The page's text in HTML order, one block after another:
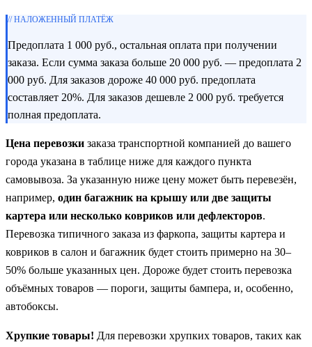
// НАЛОЖЕННЫЙ ПЛАТЁЖ
Предоплата 1 000 руб., остальная оплата при получении
заказа. Если сумма заказа больше 20 000 руб. — предоплата 2
000 руб. Для заказов дороже 40 000 руб. предоплата
составляет 20%. Для заказов дешевле 2 000 руб. требуется
полная предоплата.
Цена перевозки заказа транспортной компанией до вашего
города указана в таблице ниже для каждого пункта
самовывоза. За указанную ниже цену может быть перевезён,
например, один багажник на крышу или две защиты
картера или несколько ковриков или дефлекторов.
Перевозка типичного заказа из фаркопа, защиты картера и
ковриков в салон и багажник будет стоить примерно на 30–
50% больше указанных цен. Дороже будет стоить перевозка
объёмных товаров — пороги, защиты бампера, и, особенно,
автобоксы.
Хрупкие товары! Для перевозки хрупких товаров, таких как